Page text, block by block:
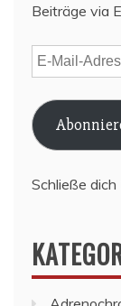
Beiträge via
E-
Mail-
Adresse
Schließe